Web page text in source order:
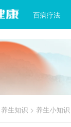
百病疗法
养生知识 > 养生小知识